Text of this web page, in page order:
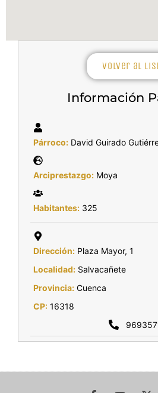
Volver al
Información
Párroco: David Guirado
Arciprestazgo: Moya
Habitantes: 325
Dirección: Plaza Mayor, 1
Localidad: Salvacañete
Provincia: Cuenca
CP: 16318